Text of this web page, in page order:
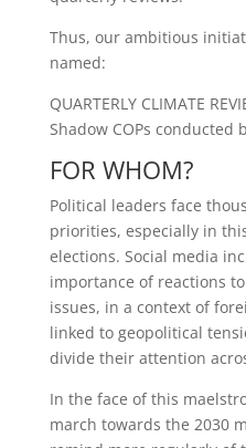
Thus, our ambitious
named:
QUARTERLY CLIMATE
Shadow COPs conducted
FOR WHOM?
Political leaders face
priorities, especially in
elections. Social media
importance of reactions
issues, in a context of
linked to geopolitical
divide their attention
In the face of this
march towards the 2030